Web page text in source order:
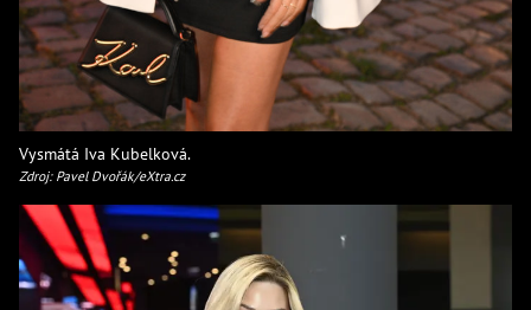
Vysmátá Iva Kubelková.
Zdroj: Pavel Dvořák/eXtra.cz